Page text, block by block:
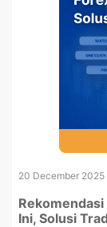
20 December 2025
Ini, Solusi